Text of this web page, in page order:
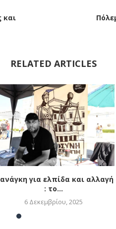
και
RELATED ARTICLES
για ελπίδα και αλλαγή
: το...
6 Δεκεμβρίου, 2025